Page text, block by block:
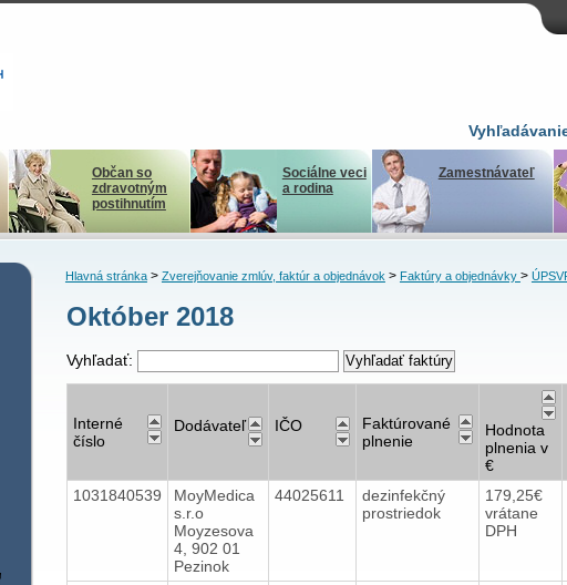
Občan so
zdravotným
postihnutím
Sociálne veci
a rodina
Zamestnávateľ
Hlavná stránka> Zverejňovanie zmlúv, faktúr a objednávok> Faktúry a objednávky >
Október 2018
Vyhľadať:
Interné
číslo
Dodávateľ IČO
Faktúrované
plnenie
Hodnota
plnenia v
€
1031840539
MoyMedica
s.r.o
Moyzesova
4, 902 01
Pezinok
44025611
dezinfekčný
prostriedok
179,25€
vrátane
DPH